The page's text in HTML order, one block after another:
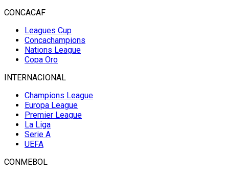
CONCACAF
Leagues Cup
Concachampions
Nations League
Copa Oro
INTERNACIONAL
Champions League
Europa League
Premier League
La Liga
Serie A
UEFA
CONMEBOL